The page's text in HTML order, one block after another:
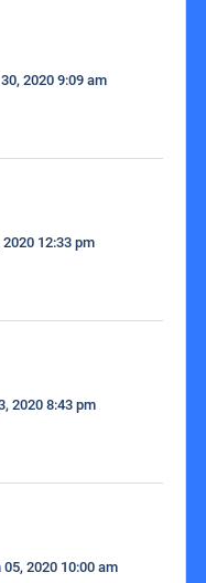
2020 9:09 am
12:33 pm
2020 8:43 pm
05, 2020 10:00 am